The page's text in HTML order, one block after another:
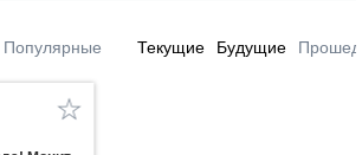
Популярные Текущие Будущие